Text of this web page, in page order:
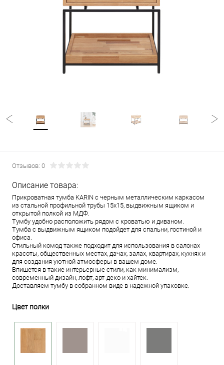
Отзывов: 0
Описание товара:
Прикроватная тумба KARIN с черным металлическим каркасом
из стальной профильной трубы 15x15, выдвижным ящиком и
открытой полкой из МДФ.
Тумбу удобно расположить рядом с кроватью и диваном.
Тумба с выдвижным ящиком подойдет для спальни, гостиной и
офиса.
Стильный комод также подходит для использования в салонах
красоты, общественных местах, дачах, залах, квартирах, кухнях и
для создания уютной атмосферы в вашем доме.
Впишется в такие интерьерные стили, как минимализм,
современный дизайн, лофт, арт-деко и хайтек.
Доставляем тумбу в собранном виде в надежной упаковке.
Цвет полки